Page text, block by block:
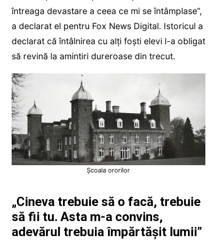
întreaga devastare a ceea ce mi se întâmplase”,
a declarat el pentru Fox News Digital. Istoricul a
declarat că întâlnirea cu alți foști elevi l-a obligat
să revină la amintiri dureroase din trecut.
Școala ororilor
„Cineva trebuie să o facă, trebuie
să fii tu. Asta m-a convins,
adevărul trebuia împărtășit lumii”